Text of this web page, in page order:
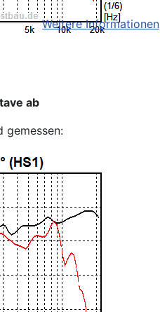
ab
gemessen:
Weitere Informationen